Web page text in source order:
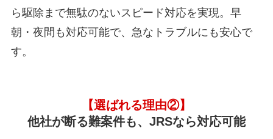
ら駆除まで無駄のないスピード対応を実現。早
朝・夜間も対応可能で、急なトラブルにも安心で
す。
【選ばれる理由②】
他社が断る難案件も、JRSなら対応可能